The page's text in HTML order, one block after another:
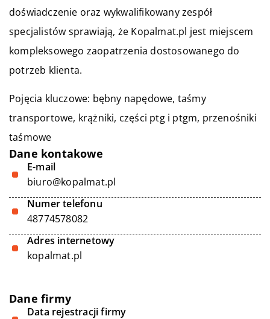
doświadczenie oraz wykwalifikowany zespół
specjalistów sprawiają, że Kopalmat.pl jest miejscem
kompleksowego zaopatrzenia dostosowanego do
potrzeb klienta.
Pojęcia kluczowe: bębny napędowe, taśmy
transportowe, krążniki, części ptg i ptgm, przenośniki
taśmowe
Dane kontakowe
E-mail
biuro@kopalmat.pl
Numer telefonu
48774578082
Adres internetowy
kopalmat.pl
Dane firmy
Data rejestracji firmy